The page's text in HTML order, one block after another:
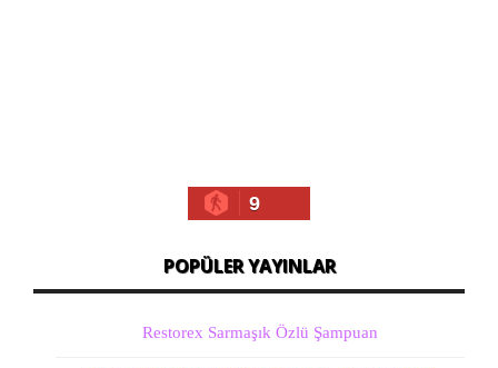
9
POPÜLER YAYINLAR
Restorex Sarmaşık Özlü Şampuan